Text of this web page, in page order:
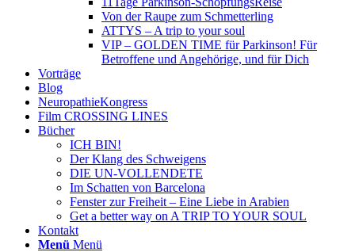
Von der Raupe zum Schmetterling
ATTYS – A trip to your soul
VIP – GOLDEN TIME für Parkinson! Für
Betroffene und Angehörige, und für Dich
Vorträge
Blog
NeuropathieKongress
Film CROSSING LINES
Bücher
ICH BIN!
Der Klang des Schweigens
DIE UN-VOLLENDETE
Im Schatten von Barcelona
Fenster zur Freiheit – Eine Liebe in Arabien
Get a better way on A TRIP TO YOUR SOUL
Kontakt
Menü Menü